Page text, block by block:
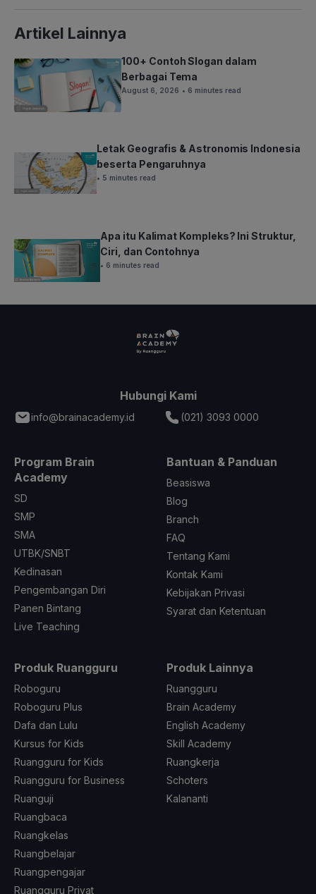
Artikel Lainnya
100+ Contoh Slogan dalam
Berbagai Tema
August 6, 2026 • 6 minutes read
Letak Geografis & Astronomis Indonesia
beserta Pengaruhnya
• 5 minutes read
Apa itu Kalimat Kompleks? Ini Struktur,
Ciri, dan Contohnya
• 6 minutes read
Hubungi Kami
info@brainacademy.id (021) 3093 0000
Program Brain
Academy
SD
SMP
SMA
UTBK/SNBT
Kedinasan
Pengembangan Diri
Panen Bintang
Live Teaching
Bantuan & Panduan
Beasiswa
Blog
Branch
FAQ
Tentang Kami
Kontak Kami
Kebijakan Privasi
Syarat dan Ketentuan
Produk Ruangguru
Roboguru
Roboguru Plus
Dafa dan Lulu
Kursus for Kids
Ruangguru for Kids
Ruangguru for Business
Ruanguji
Ruangbaca
Ruangkelas
Ruangbelajar
Ruangpengajar
Ruangguru Privat
Produk Lainnya
Ruangguru
Brain Academy
English Academy
Skill Academy
Ruangkerja
Schoters
Kalananti